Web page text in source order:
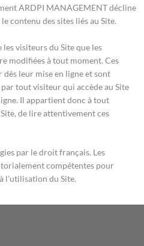
ARDPI MANAGEMENT décline
contenu des sites liés au Site.
visiteurs du Site que les
modifiées à tout moment. Ces
leur mise en ligne et sont
tout visiteur qui accède au Site
Il appartient donc à tout
de lire attentivement ces
par le droit français. Les
compétentes pour
l’utilisation du Site.